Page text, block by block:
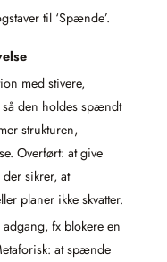
til ‘Spænde’.
med stivere,
den holdes spændt
strukturen,
Overført: at give
sikrer, at
planer ikke skvatter.
fx blokere en
at spænde